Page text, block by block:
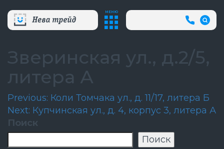
МЕНЮ
+7
(812)
66
Зверинская ул., д.2/5,
литера А
Навигация
по
записям
Previous: Коли Томчака ул., д. 11/17, литера Б
Next: Купчинская ул., д. 4, корпус 3, литера А
Поиск
Поиск